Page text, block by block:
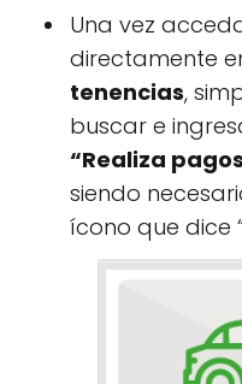
Una vez
directamente
tenencias,
buscar e
“Realiza
siendo
ícono que dice